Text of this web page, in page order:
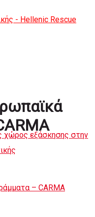
χώρος εξάσκησης στην